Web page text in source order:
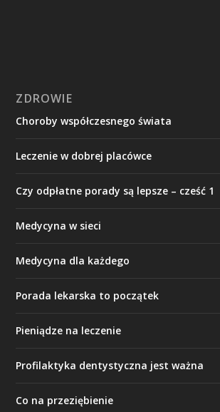
ZDROWIE
Choroby współczesnego świata
Leczenie w dobrej placówce
Czy odpłatne porady są lepsze – cześć 1
Medycyna w sieci
Medycyna dla każdego
Porada lekarska to początek
Pieniądze na leczenie
Profilaktyka dentystyczna jest ważna
Co na przeziębienie